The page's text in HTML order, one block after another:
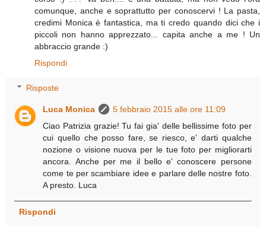
comunque, anche e soprattutto per conoscervi ! La pasta,
credimi Monica è fantastica, ma ti credo quando dici che i
piccoli non hanno apprezzato... capita anche a me ! Un
abbraccio grande :)
Rispondi
Risposte
Luca Monica
5 febbraio 2015 alle ore 11:09
Ciao Patrizia grazie! Tu fai gia' delle bellissime foto per
cui quello che posso fare, se riesco, e' darti qualche
nozione o visione nuova per le tue foto per migliorarti
ancora. Anche per me il bello e' conoscere persone
come te per scambiare idee e parlare delle nostre foto.
A presto. Luca
Rispondi